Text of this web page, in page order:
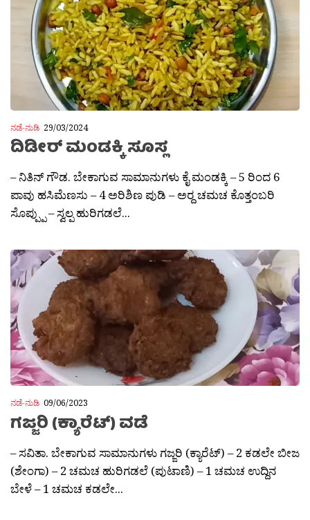
ನಡೆ-ನುಡಿ 29/03/2024
ದಿಡೀರ್ ಮಂಡಕ್ಕಿ ಸೂಸ್ಲ
– ನಿತಿನ್ ಗೌಡ. ಬೇಕಾಗುವ ಸಾಮಾನುಗಳು ಕೈ ಮಂಡಕ್ಕಿ – 5 ರಿಂದ 6
ಪಾವು ಹಸಿಮೆಣಸು – 4 ಅರಿಶಿಣ ಪುಡಿ – ಅರ್‍ದ ಚಮಚ ಕೊತ್ತಂಬರಿ
ಸೊಪ್ಪ್ಪು – ಸ್ವಲ್ಪ ಹುರಿಗಡಲೆ...
ನಡೆ-ನುಡಿ 09/06/2023
ಗಜ್ಜರಿ (ಕ್ಯಾರೆಟ್) ವಡೆ
– ಸವಿತಾ. ಬೇಕಾಗುವ ಸಾಮಾನುಗಳು ಗಜ್ಜರಿ (ಕ್ಯಾರೆಟ್) – 2 ಕಡಲೇ ಬೀಜ
(ಶೇಂಗಾ) – 2 ಚಮಚ ಹುರಿಗಡಲೆ (ಪುಟಾಣಿ) – 1 ಚಮಚ ಉದ್ದಿನ
ಬೇಳೆ – 1 ಚಮಚ ಕಡಲೇ...